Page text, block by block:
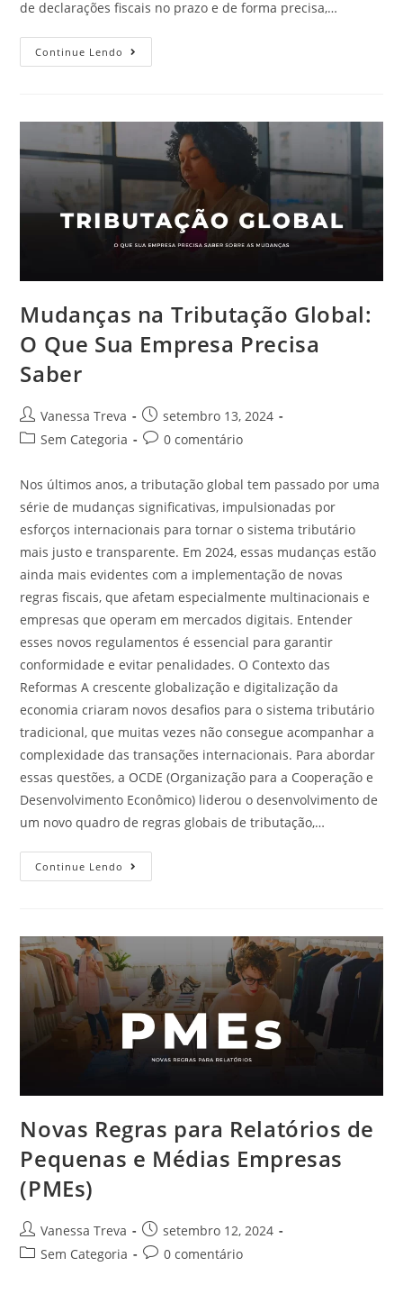
de declarações fiscais no prazo e de forma precisa,…
Continue Lendo
Mudanças na Tributação Global:
O Que Sua Empresa Precisa
Saber
Vanessa Treva
setembro 13, 2024
Sem Categoria
0 comentário
Nos últimos anos, a tributação global tem passado por uma
série de mudanças significativas, impulsionadas por
esforços internacionais para tornar o sistema tributário
mais justo e transparente. Em 2024, essas mudanças estão
ainda mais evidentes com a implementação de novas
regras fiscais, que afetam especialmente multinacionais e
empresas que operam em mercados digitais. Entender
esses novos regulamentos é essencial para garantir
conformidade e evitar penalidades. O Contexto das
Reformas A crescente globalização e digitalização da
economia criaram novos desafios para o sistema tributário
tradicional, que muitas vezes não consegue acompanhar a
complexidade das transações internacionais. Para abordar
essas questões, a OCDE (Organização para a Cooperação e
Desenvolvimento Econômico) liderou o desenvolvimento de
um novo quadro de regras globais de tributação,…
Continue Lendo
Novas Regras para Relatórios de
Pequenas e Médias Empresas
(PMEs)
Vanessa Treva
setembro 12, 2024
Sem Categoria
0 comentário